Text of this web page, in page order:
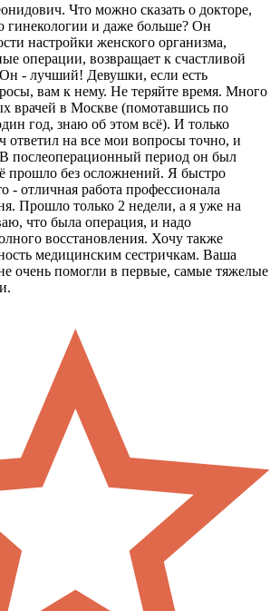
Что можно сказать о докторе,
гинекологии и даже больше? Он
настройки женского организма,
операции, возвращает к счастливой
- лучший! Девушки, если есть
вам к нему. Не теряйте время. Много
врачей в Москве (помотавшись по
год, знаю об этом всё). И только
ответил на все мои вопросы точно, и
послеоперационный период он был
прошло без осложнений. Я быстро
- отличная работа профессионала
Прошло только 2 недели, а я уже на
что была операция, и надо
восстановления. Хочу также
медицинским сестричкам. Ваша
очень помогли в первые, самые тяжелые